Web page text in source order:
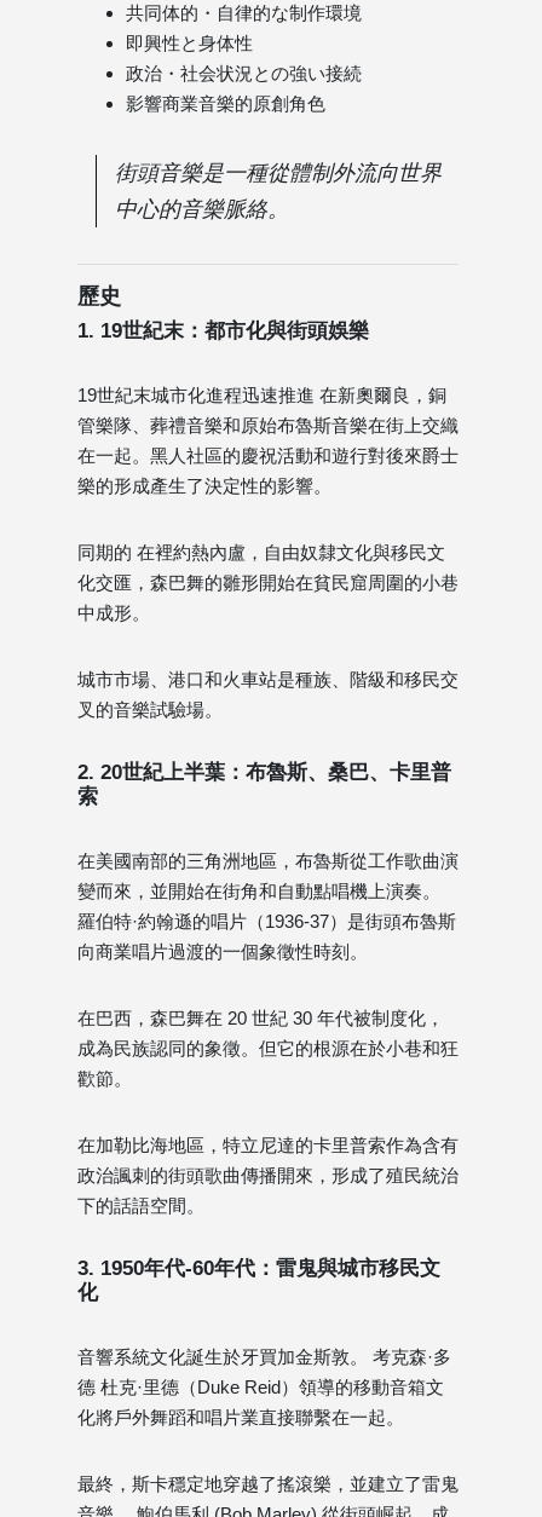
共同体的・自律的な制作環境
即興性と身体性
政治・社会状況との強い接続
影響商業音樂的原創角色
街頭音樂是一種從體制外流向世界
中心的音樂脈絡。
歷史
1. 19世紀末：都市化與街頭娛樂
19世紀末城市化進程迅速推進 在新奧爾良，銅
管樂隊、葬禮音樂和原始布魯斯音樂在街上交織
在一起。黑人社區的慶祝活動和遊行對後來爵士
樂的形成產生了決定性的影響。
同期的 在裡約熱內盧，自由奴隸文化與移民文
化交匯，森巴舞的雛形開始在貧民窟周圍的小巷
中成形。
城市市場、港口和火車站是種族、階級和移民交
叉的音樂試驗場。
2. 20世紀上半葉：布魯斯、桑巴、卡里普
索
在美國南部的三角洲地區，布魯斯從工作歌曲演
變而來，並開始在街角和自動點唱機上演奏。
羅伯特·約翰遜的唱片（1936-37）是街頭布魯斯
向商業唱片過渡的一個象徵性時刻。
在巴西，森巴舞在 20 世紀 30 年代被制度化，
成為民族認同的象徵。但它的根源在於小巷和狂
歡節。
在加勒比海地區，特立尼達的卡里普索作為含有
政治諷刺的街頭歌曲傳播開來，形成了殖民統治
下的話語空間。
3. 1950年代-60年代：雷鬼與城市移民文
化
音響系統文化誕生於牙買加金斯敦。 考克森·多
德 杜克·里德（Duke Reid）領導的移動音箱文
化將戶外舞蹈和唱片業直接聯繫在一起。
最終，斯卡穩定地穿越了搖滾樂，並建立了雷鬼